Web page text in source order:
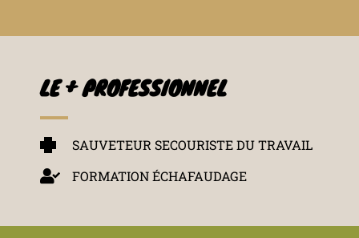
LE + PROFESSIONNEL
SAUVETEUR SECOURISTE DU TRAVAIL
FORMATION ÉCHAFAUDAGE